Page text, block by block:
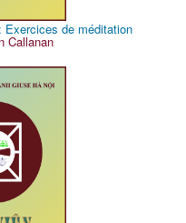
Exercices de méditation
Callanan